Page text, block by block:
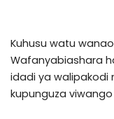
Kuhusu watu
Wafanyabiashara
idadi ya walipakodi
kupunguza viwango